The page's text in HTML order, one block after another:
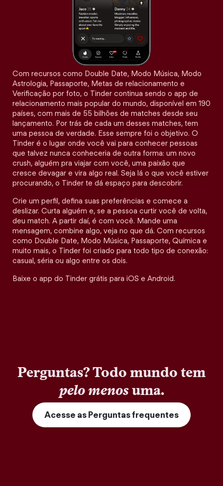
Com recursos como Double Date, Modo Música, Modo
Astrologia, Passaporte, Metas de relacionamento e
Verificação por foto, o Tinder continua sendo o app de
relacionamento mais popular do mundo, disponível em 190
países, com mais de 55 bilhões de matches desde seu
lançamento. Por trás de cada um desses matches, tem
uma pessoa de verdade. Esse sempre foi o objetivo. O
Tinder é o lugar onde você vai para conhecer pessoas
que talvez nunca conheceria de outra forma: um novo
crush, alguém pra viajar com você, uma paixão que
cresce devagar e vira algo real. Seja lá o que você estiver
procurando, o Tinder te dá espaço para descobrir.
Crie um perfil, defina suas preferências e comece a
deslizar. Curta alguém e, se a pessoa curtir você de volta,
deu match. A partir daí, é com você. Mande uma
mensagem, combine algo, veja no que dá. Com recursos
como Double Date, Modo Música, Passaporte, Química e
muito mais, o Tinder foi criado para todo tipo de conexão:
casual, séria ou algo entre os dois.
Baixe o app do Tinder grátis para iOS e Android.
Perguntas? Todo mundo tem
pelo menosuma.
Acesse as Perguntas frequentes